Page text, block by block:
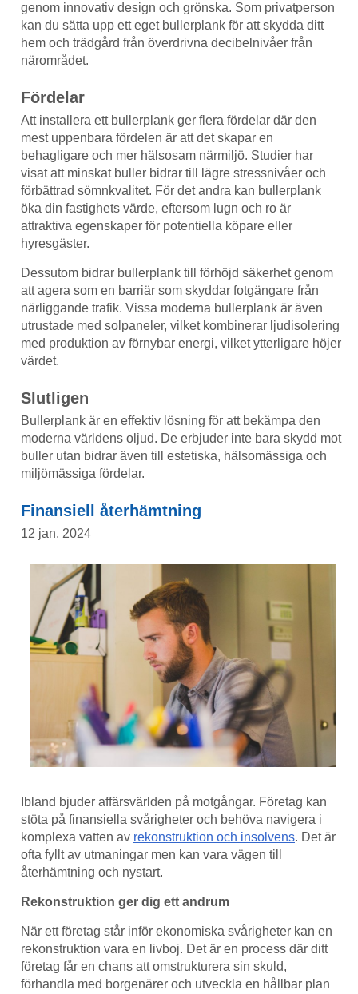
genom innovativ design och grönska. Som privatperson
kan du sätta upp ett eget bullerplank för att skydda ditt
hem och trädgård från överdrivna decibelnivåer från
närområdet.
Fördelar
Att installera ett bullerplank ger flera fördelar där den
mest uppenbara fördelen är att det skapar en
behagligare och mer hälsosam närmiljö. Studier har
visat att minskat buller bidrar till lägre stressnivåer och
förbättrad sömnkvalitet. För det andra kan bullerplank
öka din fastighets värde, eftersom lugn och ro är
attraktiva egenskaper för potentiella köpare eller
hyresgäster.
Dessutom bidrar bullerplank till förhöjd säkerhet genom
att agera som en barriär som skyddar fotgängare från
närliggande trafik. Vissa moderna bullerplank är även
utrustade med solpaneler, vilket kombinerar ljudisolering
med produktion av förnybar energi, vilket ytterligare höjer
värdet.
Slutligen
Bullerplank är en effektiv lösning för att bekämpa den
moderna världens oljud. De erbjuder inte bara skydd mot
buller utan bidrar även till estetiska, hälsomässiga och
miljömässiga fördelar.
Finansiell återhämtning
12 jan. 2024
Ibland bjuder affärsvärlden på motgångar. Företag kan
stöta på finansiella svårigheter och behöva navigera i
komplexa vatten av rekonstruktion och insolvens. Det är
ofta fyllt av utmaningar men kan vara vägen till
återhämtning och nystart.
Rekonstruktion ger dig ett andrum
När ett företag står inför ekonomiska svårigheter kan en
rekonstruktion vara en livboj. Det är en process där ditt
företag får en chans att omstrukturera sin skuld,
förhandla med borgenärer och utveckla en hållbar plan